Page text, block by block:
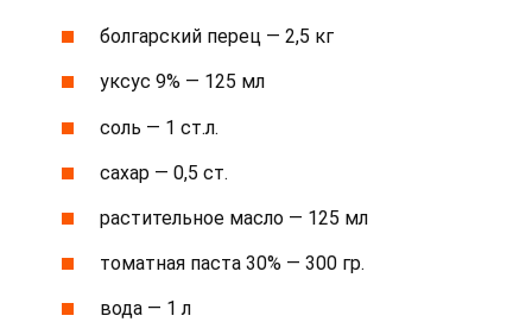
болгарский перец — 2,5 кг
уксус 9% — 125 мл
соль — 1 ст.л.
сахар — 0,5 ст.
растительное масло — 125 мл
томатная паста 30% — 300 гр.
вода — 1 л